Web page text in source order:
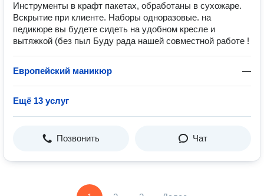
Инструменты в крафт пакетах, обработаны в сухожаре.
️Вскрытие при клиенте. Наборы одноразовые. на
педикюре вы будете сидеть на удобном кресле и
вытяжкой (без пыл Буду рада нашей совместной работе !
Европейский маникюр —
Ещё 13 услуг
Позвонить Чат